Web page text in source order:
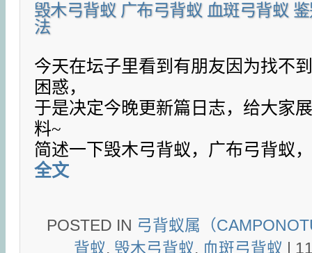
毁木弓背蚁 广布弓背蚁 血斑弓背蚁
法
今天在坛子里看到有朋友因为找不
困惑，
于是决定今晚更新篇日志，给大家
料~
简述一下毁木弓背蚁，广布弓背蚁
全文
POSTED IN 弓背蚁属（
背蚁, 毁木弓背蚁, 血斑弓背蚁 |